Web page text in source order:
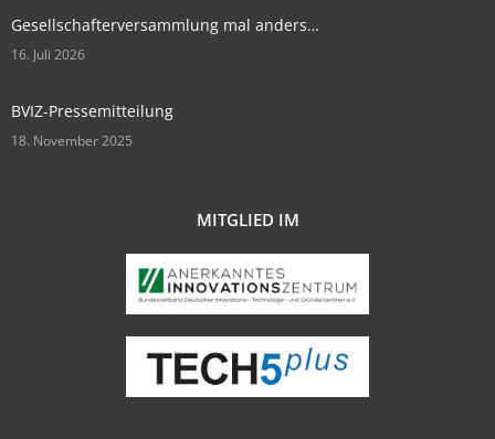
Gesellschafterversammlung mal anders…
16. Juli 2026
BVIZ-Pressemitteilung
18. November 2025
MITGLIED IM